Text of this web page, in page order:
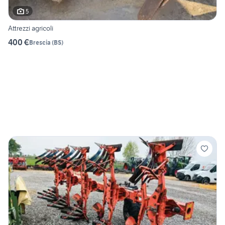
5
Attrezzi agricoli
400 €Brescia (BS)